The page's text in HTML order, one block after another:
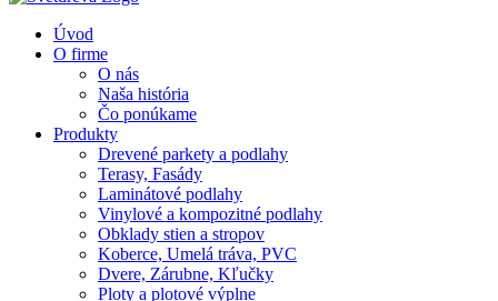
Úvod
O firme
O nás
Naša história
Čo ponúkame
Produkty
Drevené parkety a podlahy
Terasy, Fasády
Laminátové podlahy
Vinylové a kompozitné podlahy
Obklady stien a stropov
Koberce, Umelá tráva, PVC
Dvere, Zárubne, Kľučky
Ploty a plotové výplne